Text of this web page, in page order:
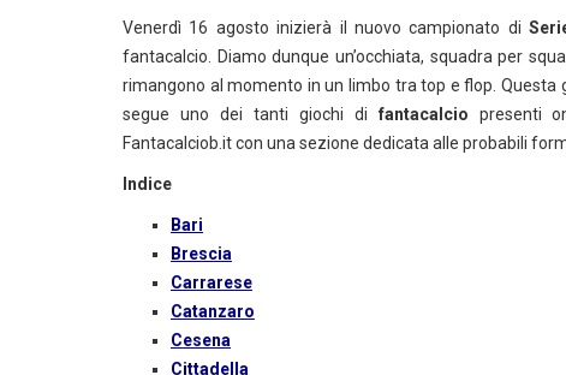
Venerdì 16 agosto inizierà il nuovo campionato di
fantacalcio. Diamo dunque un’occhiata, squadra per
rimangono al momento in un limbo tra top e flop. Questa
segue uno dei tanti giochi di fantacalcio presenti
Fantacalciob.it con una sezione dedicata alle probabili
Indice
Bari
Brescia
Carrarese
Catanzaro
Cesena
Cittadella